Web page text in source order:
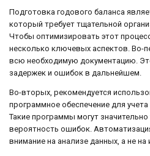
Подготовка годового баланса
который требует тщательной
Чтобы оптимизировать этот
несколько ключевых аспектов. Во-
всю необходимую документацию.
задержек и ошибок в дальнейшем.
Во-вторых, рекомендуется
программное обеспечение для
Такие программы могут
вероятность ошибок.
внимание на анализе данных, а не